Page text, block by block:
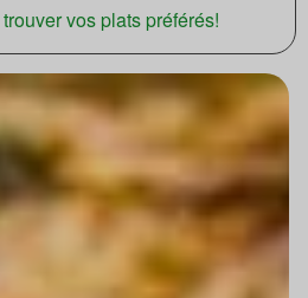
vos plats préférés!